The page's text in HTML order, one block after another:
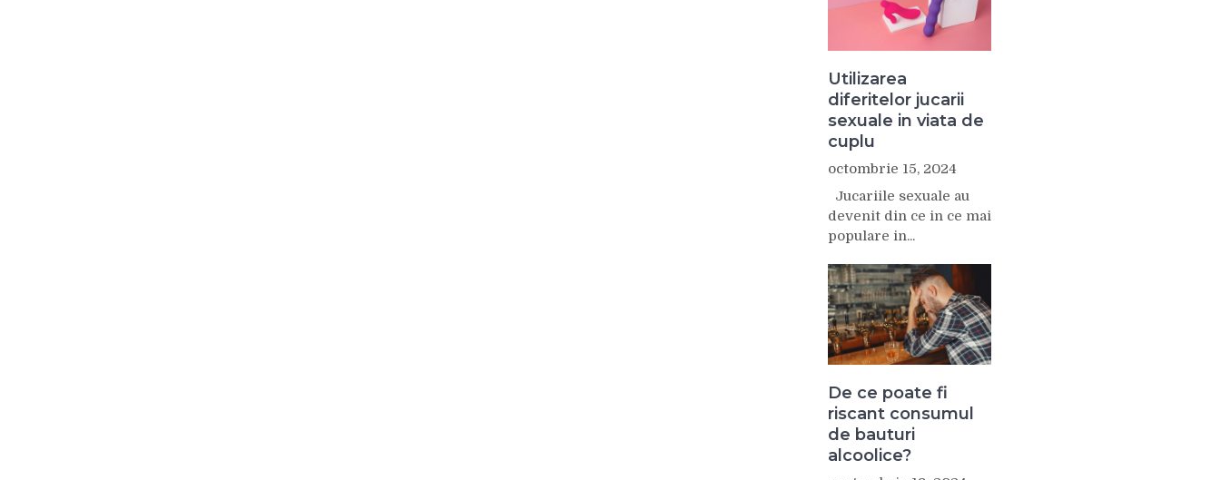
Utilizarea
diferitelor jucarii
sexuale in viata de
cuplu
octombrie 15, 2024
Jucariile sexuale au
devenit din ce in ce mai
populare in...
De ce poate fi
riscant consumul
de bauturi
alcoolice?